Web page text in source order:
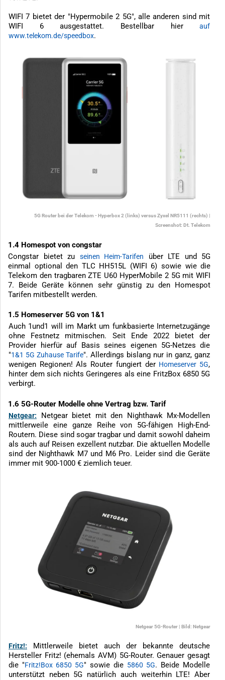
WIFI 7 bietet der "Hypermobile 2 5G", alle anderen sind mit
WIFI 6 ausgestattet. Bestellbar hierauf
www.telekom.de/speedbox.
5G Router bei der Telekom - Hyperbox 2 (links) versus Zyxel NR5111 (rechts) |
Screenshot: Dt. Telekom
1.4 Homespot von congstar
Congstar bietet zu seinen Heim-Tarifen
über LTE und 5G
einmal optional den TLC HH515L (WIFI 6) sowie wie die
Telekom den tragbaren ZTE U60 HyperMobile 2 5G mit WIFI
7. Beide Geräte können sehr günstig zu den Homespot
Tarifen mitbestellt werden.
1.5 Homeserver 5G von 1&1
Auch 1und1 will im Markt um funkbasierte Internetzugänge
ohne Festnetz mitmischen. Seit Ende 2022 bietet der
Provider hierfür auf Basis seines eigenen 5G-Netzes die
"1&1 5G Zuhause Tarife". Allerdings bislang nur in ganz, ganz
wenigen Regionen! Als Router fungiert der Homeserver 5G,
hinter dem sich nichts Geringeres als eine FritzBox 6850 5G
verbirgt.
1.6 5G-Router Modelle ohne Vertrag bzw. Tarif
Netgear:
Netgear bietet mit den Nighthawk Mx-Modellen
mittlerweile eine ganze Reihe von 5G-fähigen High-End-
Routern. Diese sind sogar tragbar und damit sowohl daheim
als auch auf Reisen exzellent nutzbar. Die aktuellen Modelle
sind der Nighthawk M7 und M6 Pro. Leider sind die Geräte
immer mit 900-1000 € ziemlich teuer.
Netgear 5G-Router | Bild: Netgear
Fritz!:
Mittlerweile bietet auch der bekannte deutsche
Hersteller Fritz! (ehemals AVM) 5G-Router. Genauer gesagt
die "Fritz!Box 6850 5G" sowie die 5860 5G. Beide Modelle
unterstützt neben 5G natürlich auch weiterhin LTE! Aber